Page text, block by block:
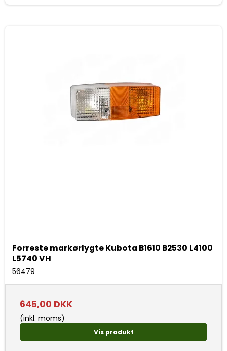
Forreste markørlygte Kubota B1610 B2530 L4100
L5740 VH
56479
645,00 DKK
(inkl. moms)
Vis produkt